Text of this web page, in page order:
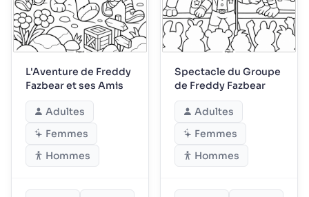
L'Aventure de Freddy
Fazbear et ses Amis
Adultes
Femmes
Hommes
Spectacle du Groupe
de Freddy Fazbear
Adultes
Femmes
Hommes